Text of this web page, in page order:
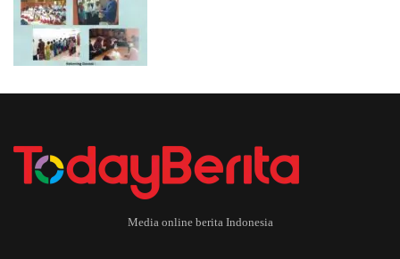
Media online berita Indonesia